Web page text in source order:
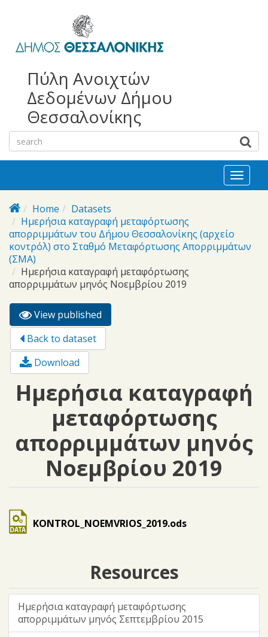
bayan
escort
escort
Πύλη Ανοιχτών
Δεδομένων Δήμου
Θεσσαλονίκης
Toggle
Home
Datasets
Ημερήσια καταγραφή μεταφόρτωσης
απορριμμάτων του Δήμου Θεσσαλονίκης (αρχείο
κοντρόλ) στο Σταθμό Μεταφόρτωσης Απορριμμάτων
(ΣΜΑ)
Ημερήσια καταγραφή μεταφόρτωσης
απορριμμάτων μηνός Νοεμβρίου 2019
Primary tabs
View published
tab)
Back to dataset
Download
Ημερήσια καταγραφή
μεταφόρτωσης
απορριμμάτων μηνός
Νοεμβρίου 2019
KONTROL_NOEMVRIOS_2019.ods
Resources
Ημερήσια καταγραφή μεταφόρτωσης
απορριμμάτων μηνός Σεπτεμβρίου 2015